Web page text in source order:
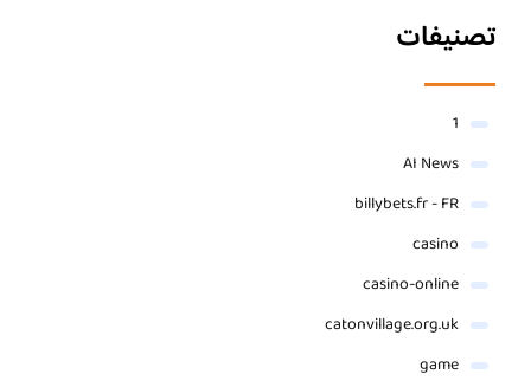
تصنيفات
1
AI News
billybets.fr - FR
casino
casino-online
catonvillage.org.uk
game